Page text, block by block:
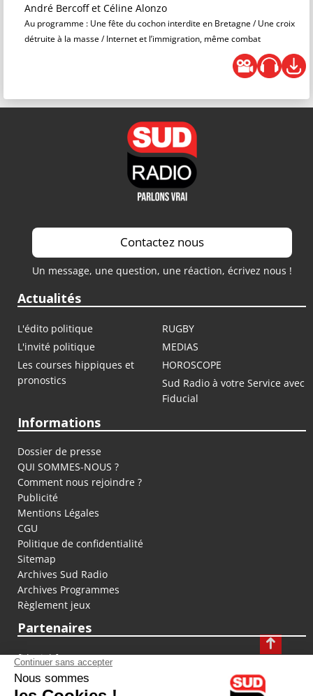
André Bercoff et Céline Alonzo
Au programme : Une fête du cochon interdite en Bretagne / Une croix
détruite à la masse / Internet et l’immigration, même combat
Contactez nous
Un message, une question, une réaction, écrivez nous !
Actualités
L'édito politique
RUGBY
L'invité politique
MEDIAS
Les courses hippiques et
pronostics
HOROSCOPE
Sud Radio à votre Service avec
Fiducial
Informations
Dossier de presse
QUI SOMMES-NOUS ?
Comment nous rejoindre ?
Publicité
Mentions Légales
CGU
Politique de confidentialité
Sitemap
Archives Sud Radio
Archives Programmes
Règlement jeux
Partenaires
fiducial.fr
lyoncapitale.fr